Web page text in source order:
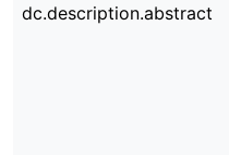
dc.description.abstract